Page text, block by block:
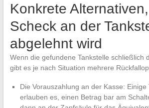
Konkrete
Scheck an der
abgelehnt wird
Wenn die gefundene Tankstelle schließlich
gibt es je nach Situation mehrere
Die Vorauszahlung an der Kasse: Einige
erlauben es, einen Betrag bar am